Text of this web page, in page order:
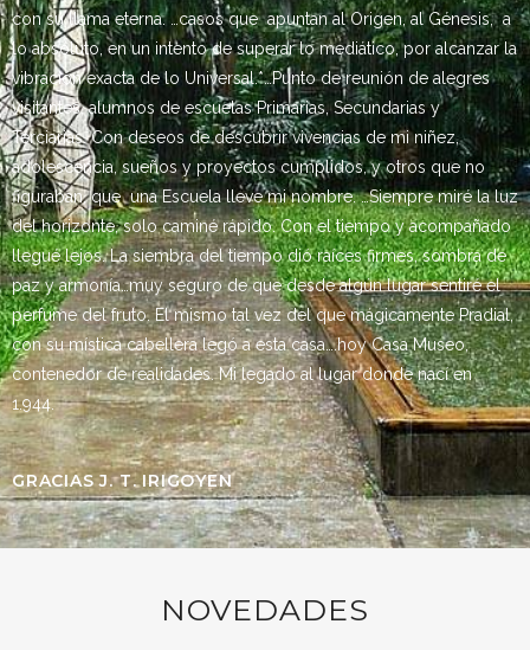
con su llama eterna. …casos que apuntan al Origen, al Génesis, a
lo absoluto, en un intento de superar lo mediático, por alcanzar la
vibración exacta de lo Universal.*…Punto de reunión de alegres
visitantes, alumnos de escuelas Primarias, Secundarias y
Terciarias. Con deseos de descubrir vivencias de mi niñez,
adolescencia, sueños y proyectos cumplidos, y otros que no
figuraban, que una Escuela lleve mi nombre. …Siempre miré la luz
del horizonte, solo caminé rápido. Con el tiempo y acompañado
llegué lejos. La siembra del tiempo dió raíces firmes, sombra de
paz y armonía…muy seguro de que desde algún lugar sentiré el
perfume del fruto. El mismo tal vez del que mágicamente Pradial,
con su mística cabellera legó a esta casa….hoy Casa Museo,
contenedor de realidades. Mi legado al lugar donde nací en
1.944.
GRACIAS J. T. IRIGOYEN
NOVEDADES